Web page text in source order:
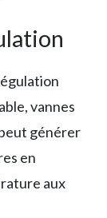
vannes
générer
en
aux